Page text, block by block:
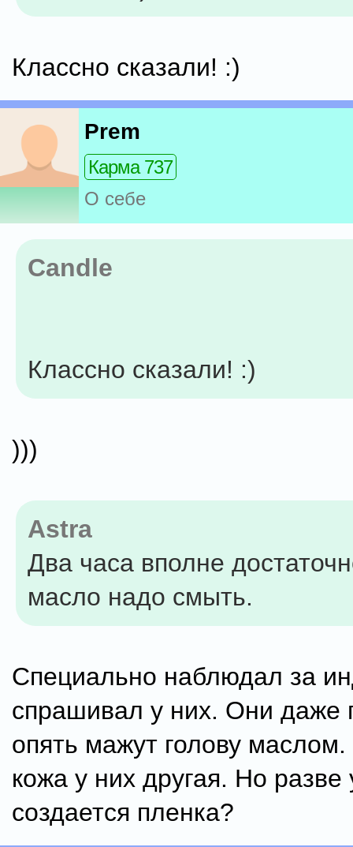
Классно сказали! :)
Prem
Карма 737
О себе
Candle
Классно сказали! :)
)))
Astra
Два часа вполне
масло надо смыть.
Специально наблюдал за
спрашивал у них. Они даже
опять мажут голову
кожа у них другая. Но разве
создается пленка?